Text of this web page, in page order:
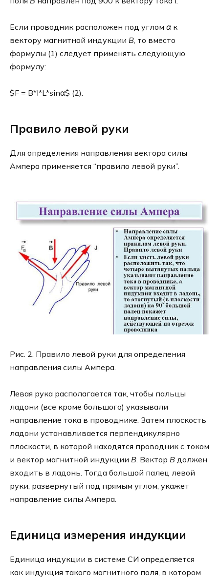
Если проводник расположен под углом α к
вектору магнитной индукции B , то вместо
формулы (1) следует применять следующую
формулу:
$F = B*I*L*sinα$ (2).
Правило левой руки
Для определения направления вектора силы
Ампера применяется “правило левой руки”.
Рис. 2. Правило левой руки для определения
направления силы Ампера.
Левая рука располагается так, чтобы пальцы
ладони (все кроме большого) указывали
направление тока в проводнике. Затем плоскость
ладони устанавливается перпендикулярно
плоскости, в которой находятся проводник с током
и вектор магнитной индукции B. Вектор B должен
входить в ладонь. Тогда большой палец левой
руки, развернутый под прямым углом, укажет
направление силы Ампера.
Единица измерения индукции
Единица индукции в системе СИ определяется
как индукция такого магнитного поля, в котором